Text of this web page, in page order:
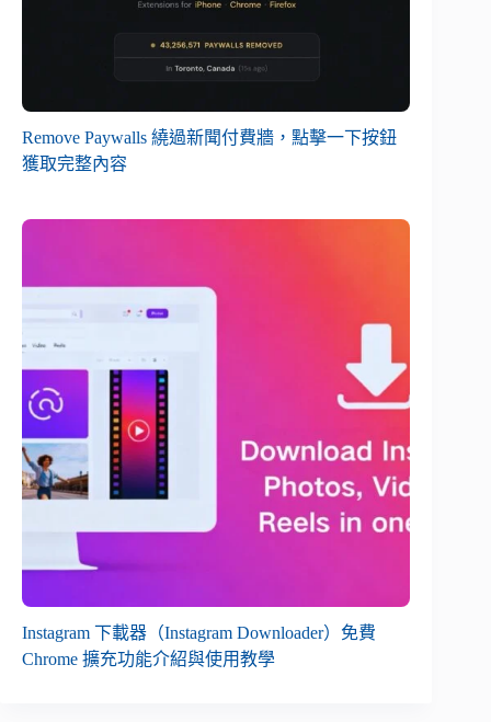
Remove Paywalls 繞過新聞付費牆，點擊一下按鈕
獲取完整內容
Instagram 下載器（Instagram Downloader）免費
Chrome 擴充功能介紹與使用教學